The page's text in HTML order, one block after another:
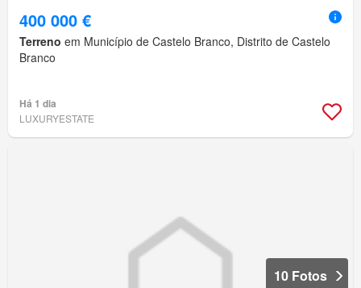
400 000 €
Terreno em Município de Castelo Branco, Distrito de Castelo
Branco
Há 1 dia
LUXURYESTATE
10 Fotos